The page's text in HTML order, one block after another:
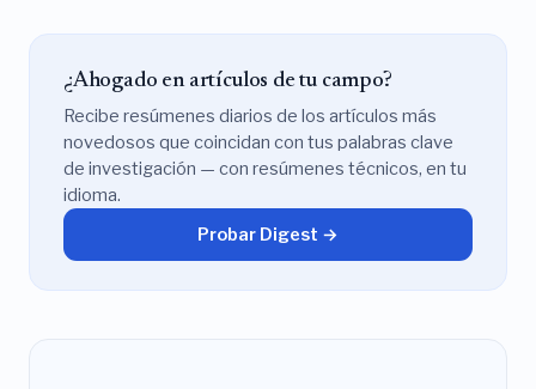
¿Ahogado en artículos de tu campo?
Recibe resúmenes diarios de los artículos más
novedosos que coincidan con tus palabras clave
de investigación — con resúmenes técnicos, en tu
idioma.
Probar Digest →